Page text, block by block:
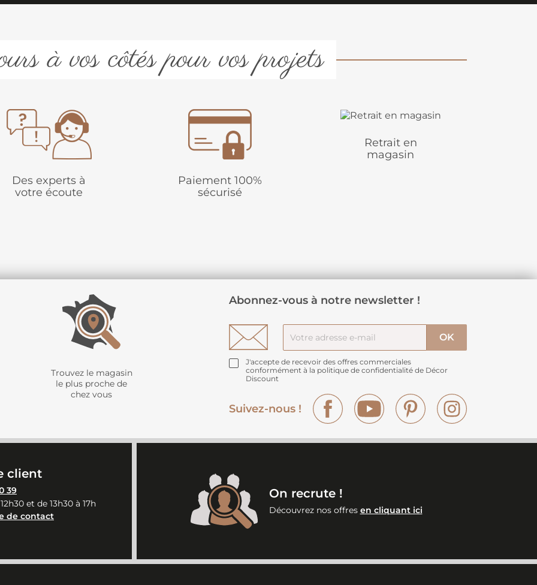
à vos côtés pour vos projets
Des experts à
votre écoute
Paiement 100%
sécurisé
Retrait en
magasin
Trouvez le magasin
le plus proche de
chez vous
Abonnez-vous à notre newsletter !
J'accepte de recevoir des offres commerciales
conformément à la politique de confidentialité de Décor
Discount
Suivez-nous !
Facebook YouTube Pinterest
client
39
et de 13h30 à 17h
de contact
On recrute !
Découvrez nos offres en cliquant ici